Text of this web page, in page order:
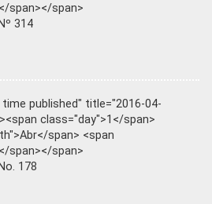
span></span>
314
published" title="2016-04-
class="day">1</span>
span> <span
span></span>
178